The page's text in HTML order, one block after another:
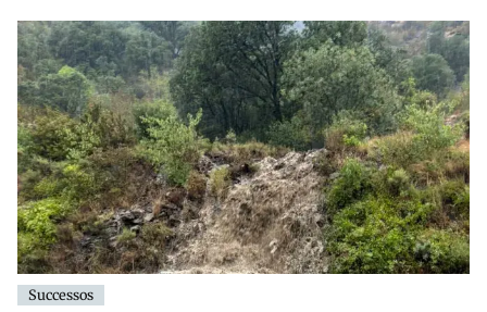
Successos